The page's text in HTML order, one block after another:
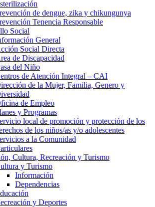
de dengue, zika y chikungunya
Tenencia Responsable
Social
General
Social Directa
de Discapacidad
del Niño
de Atención Integral – CAI
de la Mujer, Familia, Genero y
de Empleo
y Programas
local de promoción y protección de los
de los niños/as y/o adolescentes
a la Comunidad
Cultura, Recreación y Turismo
y Turismo
Información
Dependencias
y Deportes